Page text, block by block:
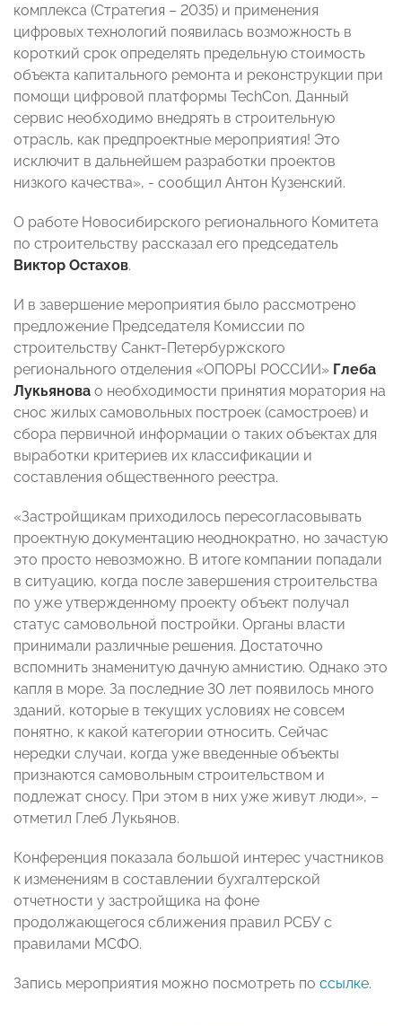
комплекса (Стратегия – 2035) и применения
цифровых технологий появилась возможность в
короткий срок определять предельную стоимость
объекта капитального ремонта и реконструкции при
помощи цифровой платформы TechCon. Данный
сервис необходимо внедрять в строительную
отрасль, как предпроектные мероприятия! Это
исключит в дальнейшем разработки проектов
низкого качества», - сообщил Антон Кузенский.
О работе Новосибирского регионального Комитета
по строительству рассказал его председатель
Виктор Остахов.
И в завершение мероприятия было рассмотрено
предложение Председателя Комиссии по
строительству Санкт-Петербуржского
регионального отделения «ОПОРЫ РОССИИ» Глеба
Лукьянова о необходимости принятия моратория на
снос жилых самовольных построек (самостроев) и
сбора первичной информации о таких объектах для
выработки критериев их классификации и
составления общественного реестра.
«Застройщикам приходилось пересогласовывать
проектную документацию неоднократно, но зачастую
это просто невозможно. В итоге компании попадали
в ситуацию, когда после завершения строительства
по уже утвержденному проекту объект получал
статус самовольной постройки. Органы власти
принимали различные решения. Достаточно
вспомнить знаменитую дачную амнистию. Однако это
капля в море. За последние 30 лет появилось много
зданий, которые в текущих условиях не совсем
понятно, к какой категории относить. Сейчас
нередки случаи, когда уже введенные объекты
признаются самовольным строительством и
подлежат сносу. При этом в них уже живут люди», –
отметил Глеб Лукьянов.
Конференция показала большой интерес участников
к изменениям в составлении бухгалтерской
отчетности у застройщика на фоне
продолжающегося сближения правил РСБУ с
правилами МСФО.
Запись мероприятия можно посмотреть по ссылке.